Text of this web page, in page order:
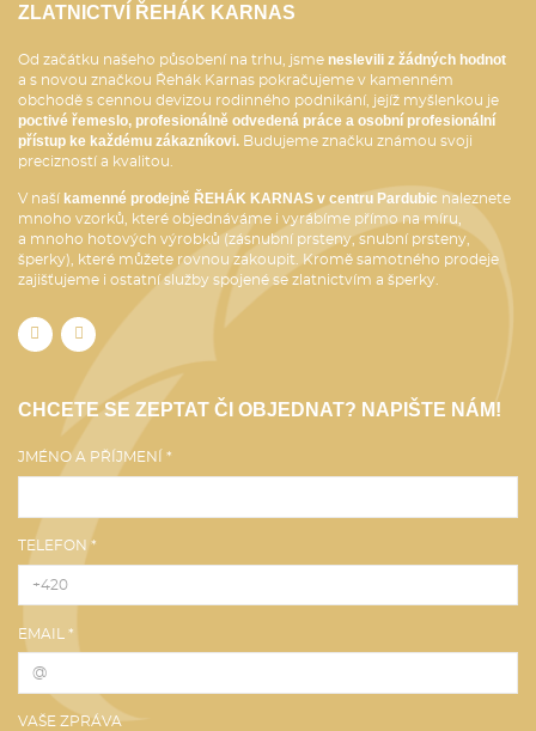
ZLATNICTVÍ ŘEHÁK KARNAS
Od začátku našeho působení na trhu, jsme neslevili z žádných hodnot
a s novou značkou Řehák Karnas pokračujeme v kamenném
obchodě s cennou devizou rodinného podnikání, jejíž myšlenkou je
poctivé řemeslo, profesionálně odvedená práce a osobní profesionální
přístup ke každému zákazníkovi. Budujeme značku známou svoji
precizností a kvalitou.
V naší kamenné prodejně ŘEHÁK KARNAS v centru Pardubic naleznete
mnoho vzorků, které objednáváme i vyrábíme přímo na míru,
a mnoho hotových výrobků (zásnubní prsteny, snubní prsteny,
šperky), které můžete rovnou zakoupit. Kromě samotného prodeje
zajišťujeme i ostatní služby spojené se zlatnictvím a šperky.
CHCETE SE ZEPTAT ČI OBJEDNAT? NAPIŠTE NÁM!
JMÉNO A PŘÍJMENÍ *
TELEFON *
EMAIL *
VAŠE ZPRÁVA